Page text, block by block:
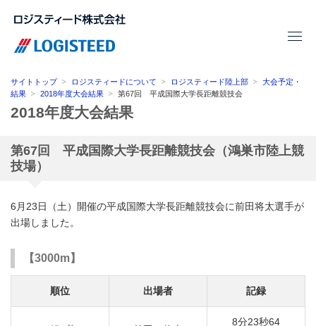
サイトトップ ロジスティードについて ロジスティード陸上部
大会予定・
結果
2018年度大会結果 第67回 平成国際大学長距離競技会
2018年度大会結果
第67回 平成国際大学長距離競技会（鴻巣市陸上競
技場）
6月23日（土）開催の平成国際大学長距離競技会に前田将太選手が
出場しました。
【3000m】
順位 出場者 記録
8分23秒64